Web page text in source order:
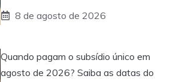
8 de agosto de 2026
Quando pagam o subsídio único em
agosto de 2026? Saiba as datas do